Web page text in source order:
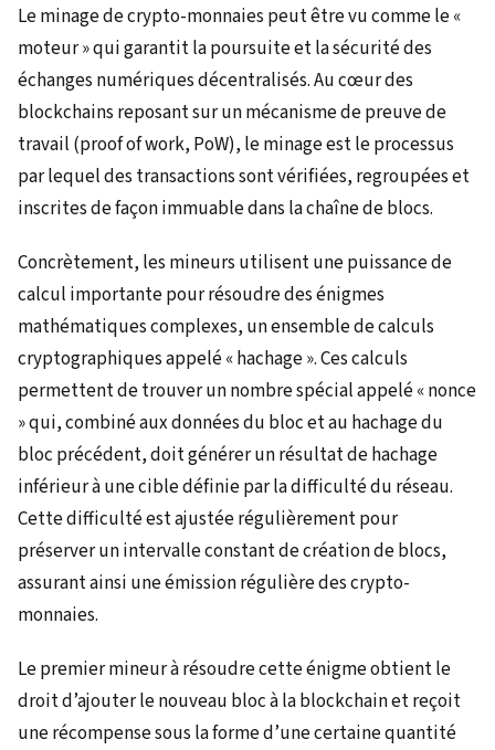
Le minage de crypto-monnaies peut être vu comme le «
moteur » qui garantit la poursuite et la sécurité des
échanges numériques décentralisés. Au cœur des
blockchains reposant sur un mécanisme de preuve de
travail (proof of work, PoW), le minage est le processus
par lequel des transactions sont vérifiées, regroupées et
inscrites de façon immuable dans la chaîne de blocs.
Concrètement, les mineurs utilisent une puissance de
calcul importante pour résoudre des énigmes
mathématiques complexes, un ensemble de calculs
cryptographiques appelé « hachage ». Ces calculs
permettent de trouver un nombre spécial appelé « nonce
» qui, combiné aux données du bloc et au hachage du
bloc précédent, doit générer un résultat de hachage
inférieur à une cible définie par la difficulté du réseau.
Cette difficulté est ajustée régulièrement pour
préserver un intervalle constant de création de blocs,
assurant ainsi une émission régulière des crypto-
monnaies.
Le premier mineur à résoudre cette énigme obtient le
droit d’ajouter le nouveau bloc à la blockchain et reçoit
une récompense sous la forme d’une certaine quantité